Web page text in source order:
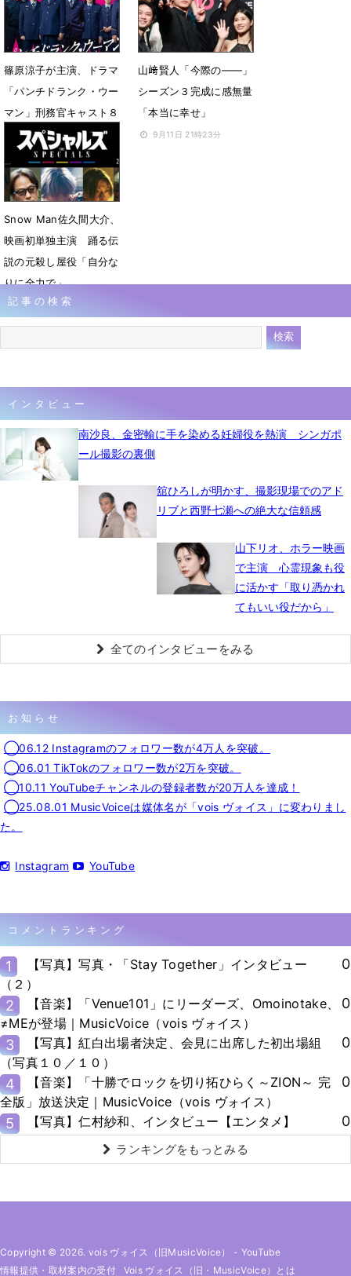
3月5日 16時33分 1月11日 11時07分
篠原涼子が主演、ドラマ
「パンチドランク・ウー
マン」刑務官キャスト８
人一挙公開
12月9日 07時00分
山﨑賢人「今際の――」
シーズン３完成に感無量
「本当に幸せ」
9月11日 21時23分
Snow Man佐久間大介、
映画初単独主演 踊る伝
説の元殺し屋役「自分な
りに全力で」
7月7日 07時29分
記事の検索
インタビュー
南沙良、金密輸に手を染める妊婦役を熱演 シンガポ
ール撮影の裏側
舘ひろしが明かす、撮影現場でのアド
リブと西野七瀬への絶大な信頼感
山下リオ、ホラー映画
で主演 心霊現象も役
に活かす「取り憑かれ
てもいい役だから」
全てのインタビューをみる
お知らせ
◯06.12 Instagramのフォロワー数が4万人を突破。
◯06.01 TikTokのフォロワー数が2万を突破。
◯10.11 YouTubeチャンネルの登録者数が20万人を達成！
◯25.08.01 MusicVoiceは媒体名が「vois ヴォイス」に変わりまし
た。
Instagram YouTube
コメントランキング
1
【写真】写真・「Stay Together」インタビュー
（２）
0
2
【音楽】「Venue101」にリーダーズ、Omoinotake、
≠MEが登場｜MusicVoice（vois ヴォイス）
0
3
【写真】紅白出場者決定、会見に出席した初出場組
（写真１０／１０）
0
4
【音楽】「十勝でロックを切り拓ひらく～ZION～ 完
全版」放送決定｜MusicVoice（vois ヴォイス）
0
5 【写真】仁村紗和、インタビュー【エンタメ】 0
ランキングをもっとみる
Copyright © 2026. vois ヴォイス（旧MusicVoice） - YouTube
情報提供・取材案内の受付
Vois ヴォイス（旧・MusicVoice）とは